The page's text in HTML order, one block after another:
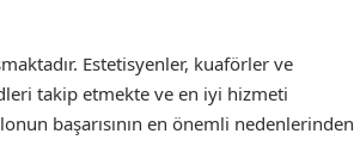
Estetisyenler, kuaförler ve
takip etmekte ve en iyi hizmeti
başarısının en önemli nedenlerinden